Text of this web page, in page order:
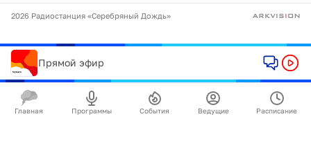
2026 Радиостанция «Серебряный Дождь»
Прямой эфир
Главная Программы События Ведущие Расписание